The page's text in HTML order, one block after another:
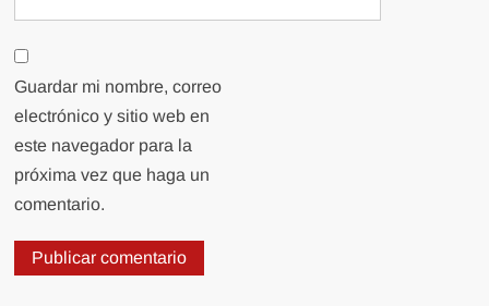
Guardar mi nombre, correo
electrónico y sitio web en
este navegador para la
próxima vez que haga un
comentario.